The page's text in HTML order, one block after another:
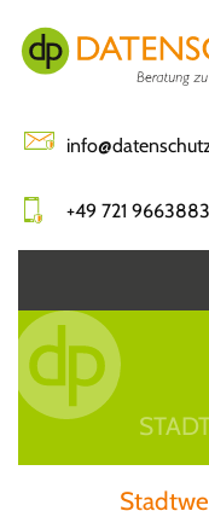
content
+49 721 9663883